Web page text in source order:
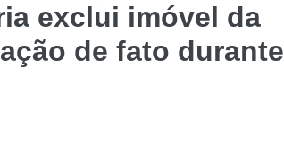
exclui imóvel da
de fato durante